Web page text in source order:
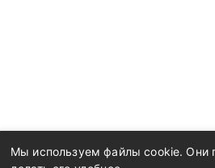
Мы используем файлы cookie. Они